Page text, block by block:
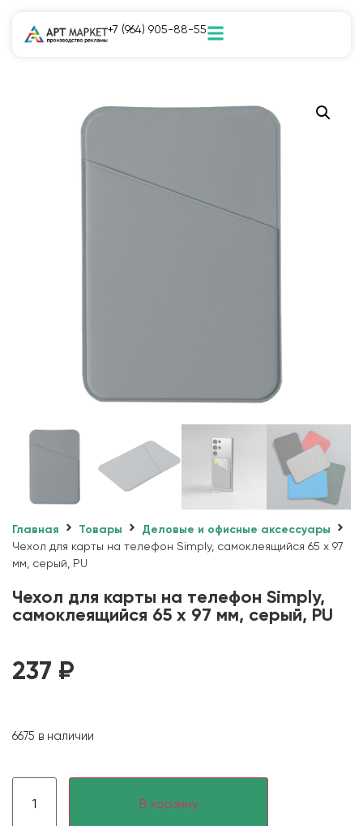
+7 (964) 905-88-55
Главная Товары
Деловые и офисные аксессуары
Чехол для карты на телефон Simply, самоклеящийся 65 х 97
мм, серый, PU
Чехол для карты на телефон Simply,
самоклеящийся 65 х 97 мм, серый, PU
237 ₽
6675 в наличии
В корзину